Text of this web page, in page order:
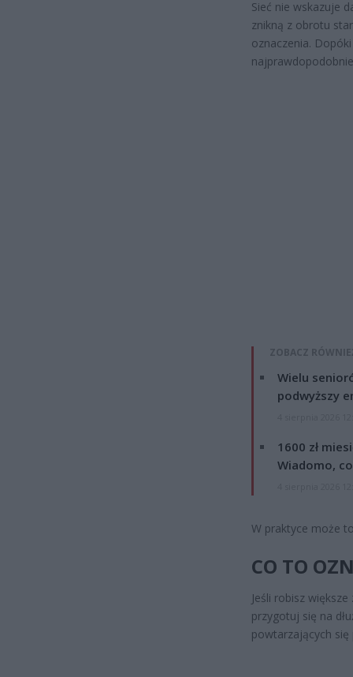
Sieć nie wskazuje
znikną z obrotu
oznaczenia.
ZOBACZ
Wielu
podwyższy
1600 zł
Wiadomo,
W praktyce może
CO TO
Jeśli robisz
przygotuj się na
powtarzających się